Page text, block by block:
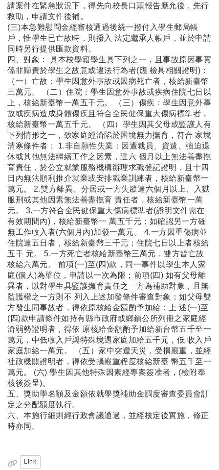
請案件在緊急狀況下，得先向校長口頭報告應允後，先行
救助，申請文件後補。
(三)本急難慰問金經審核通過後統一撥付入學生郵局帳
戶，惟學生已亡故時，則撥入 法定繼承人帳戶，並於申請
同時另行提供匯款資料。
四、對象： 具本校學籍學生具下列之一，且事故原因事實
係非歸責於學生之故意或違法行為者(應 檢具相關證明)：
（一）亡故：學生因意外事故或因病死亡者，核給新臺幣
三萬元。 （二）住院：學生因意外事故或疾病住院七日以
上，核給新臺幣一萬五千元。 （三）傷疾：學生因意外事
故或疾病造成身體傷疾且符合全民健保重大傷病標準者，
核給新臺幣一萬五千元。 （四）學生因其父母或監護人有
下列情形之一，致家庭經濟陷於困境無力撫育，符合 家境
清寒條件者： 1.非自願性失業：因遭裁員、資遣、強迫退
休或其他無法繼續工作之因素，達六 個月以上無法善盡撫
育責任，於公立就業服務機構辦理求職登記證明，且十四
日內無法順利推介就業或安排職業訓練者，核給新臺幣一
萬元。 2.雙方離異、分居或一方失蹤達六個月以上、入獄
服刑或其他因素無法善盡撫育 責任者，核給新臺幣一萬
元。 3.一方符合全民健保重大傷病標準者(證明文件需在
有效期間內)，核給新臺幣一 萬五千元；如確認另一方確
無工作收入者(六個月內)加發一萬元。 4.一方因重傷病並
住院達五日者，核給新臺幣三千元；住院七日以上者核給
五千 元。 5.一方死亡者核給新臺幣三萬元，雙方皆亡故
核給六萬元。 前項(一)至(四)款，同一事件以學生本人家
庭(個人)為單位，申請以一次為限；前項(四) 如有父母離
異者，以對學生具監護撫育責任之ㄧ方為補助對象，且無
監護權之一方則不 列入上述加發條件審查對象；如父母雙
方發生同事故者，得依原核給金額酌予加給；上 述(一)至
(四)款申請條件如持有縣市政府或鄉鎮公所列冊之家庭經
濟弱勢證明者，得依 原核給金額酌予加給新台幣五千至一
萬元，中低收入戶與特殊境遇家庭加給五千元，低 收入戶
家庭加給一萬元。 （五）家中突遭天災，受損嚴重，並經
社政機關證明者，得依受損嚴重程度核給新臺 幣五千至一
萬元。 (六) 學生因其他特殊因素經專案簽准者，(檢附奉
核後簽呈)。
五、獎助學名額及金額依就學獎補助金調度審查委員會訂
定之分配額度執行。
六、本施行細則經行政會議通過，並經核定後實施，修正
時亦同。
Link